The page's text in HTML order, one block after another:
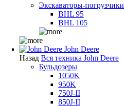
Экскаваторы-погрузчики
BHL 95
BHL 105
John Deere
Назад Вся техника John Deere
Бульдозеры
1050K
950K
750J-II
850J-II